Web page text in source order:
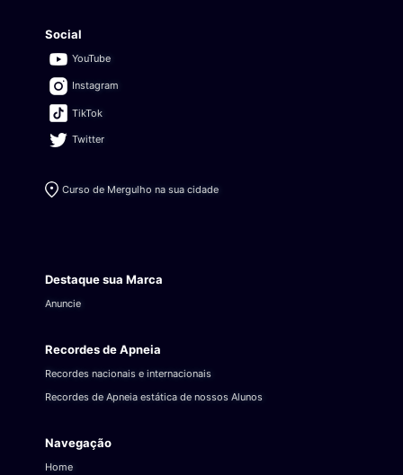
Social
YouTube
Instagram
TikTok
Twitter
Curso de Mergulho na sua cidade
Destaque sua Marca
Anuncie
Recordes de Apneia
Recordes nacionais e internacionais
Recordes de Apneia estática de nossos Alunos
Navegação
Home